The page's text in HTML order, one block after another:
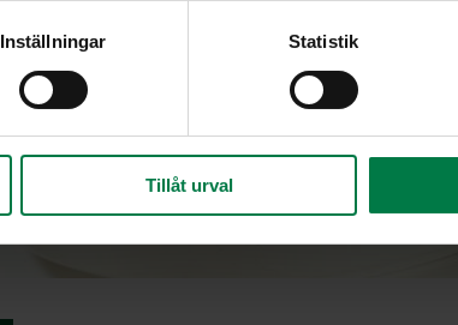
Inställningar Statistik
Tillåt urval